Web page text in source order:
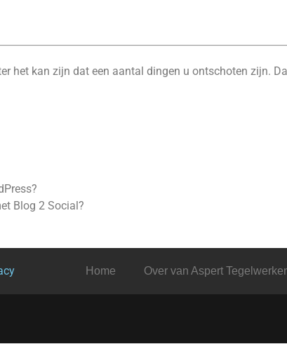
het kan zijn dat een aantal dingen u ontschoten zijn.
Blog 2 Social?
Home Over van Aspert